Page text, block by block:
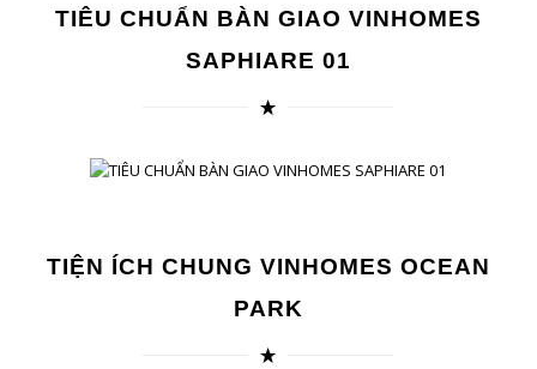
TIÊU CHUẨN BÀN GIAO VINHOMES
SAPHIARE 01
TIỆN ÍCH CHUNG VINHOMES OCEAN
PARK